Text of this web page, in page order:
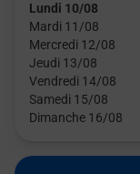
Lundi 10/08
Mardi 11/08
Mercredi 12/08
Jeudi 13/08
Vendredi 14/08
Samedi 15/08
Dimanche 16/08